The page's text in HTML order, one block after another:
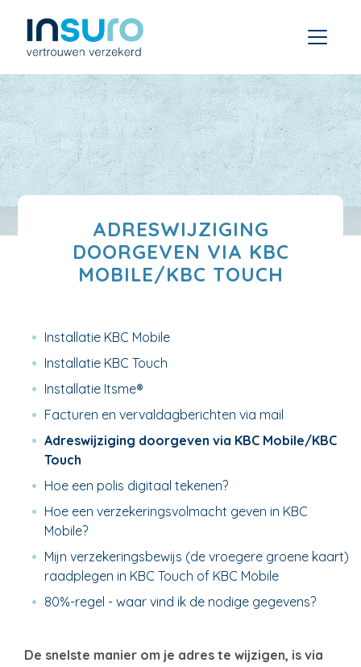
ADRESWIJZIGING
DOORGEVEN VIA KBC
MOBILE/KBC TOUCH
Installatie KBC Mobile
Installatie KBC Touch
Installatie Itsme®
Facturen en vervaldagberichten via mail
Adreswijziging doorgeven via KBC Mobile/KBC
Touch
Hoe een polis digitaal tekenen?
Hoe een verzekeringsvolmacht geven in KBC
Mobile?
Mijn verzekeringsbewijs (de vroegere groene kaart)
raadplegen in KBC Touch of KBC Mobile
80%-regel - waar vind ik de nodige gegevens?
De snelste manier om je adres te wijzigen, is via